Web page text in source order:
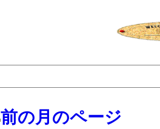
前の月のページ